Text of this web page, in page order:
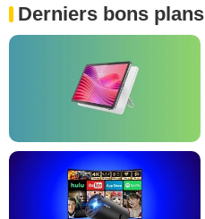
Derniers bons plans